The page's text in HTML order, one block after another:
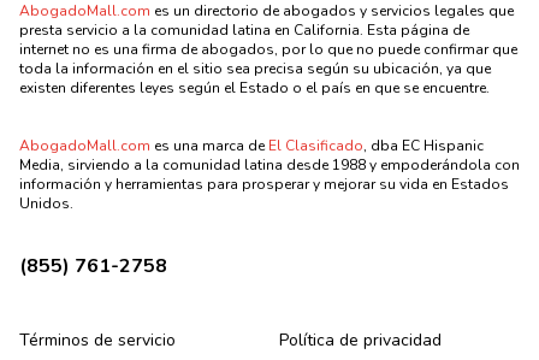
AbogadoMall.com es un directorio de abogados y servicios legales que
presta servicio a la comunidad latina en California. Esta página de
internet no es una firma de abogados, por lo que no puede confirmar que
toda la información en el sitio sea precisa según su ubicación, ya que
existen diferentes leyes según el Estado o el país en que se encuentre.
AbogadoMall.com es una marca deEl Clasificado, dba EC Hispanic
Media, sirviendo a la comunidad latina desde 1988 y empoderándola con
información y herramientas para prosperar y mejorar su vida en Estados
Unidos.
(855) 761-2758
Términos de servicio
Política de privacidad